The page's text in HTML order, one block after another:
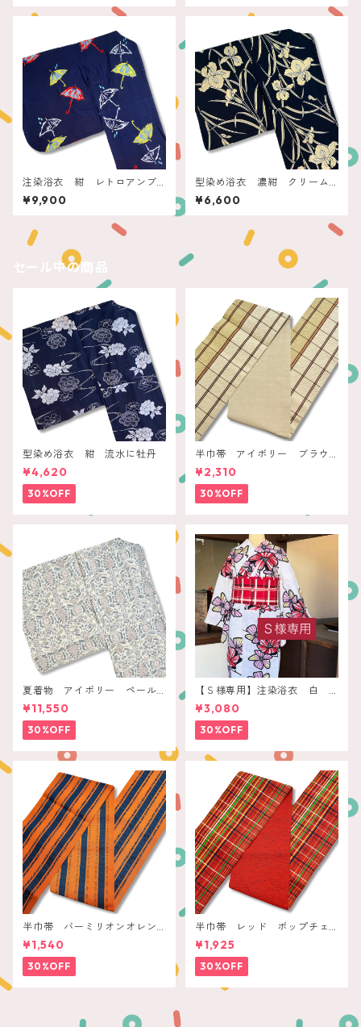
注染浴衣 紺 レトロアンブ
レラ
¥9,900
型染め浴衣 濃紺 クリーム
菖蒲
¥6,600
セール中の商品
型染め浴衣 紺 流水に牡丹
¥4,620
30%OFF
半巾帯 アイボリー ブラウ
ンチェック
¥2,310
30%OFF
夏着物 アイボリー ペール
ボタニカル
¥11,550
30%OFF
【Ｓ様専用】注染浴衣 白
赤いレトロフラワー
¥3,080
30%OFF
半巾帯 バーミリオンオレン
ジ ネイビー縞
¥1,540
30%OFF
半巾帯 レッド ポップチェ
ック
¥1,925
30%OFF